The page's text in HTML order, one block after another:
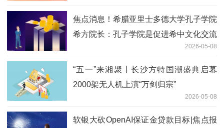
焦点消息！希腊亚里士多德大学孔子学院
希方院长：孔子学院是促进希中文化交流
2026-05-08
“五一”来湘聚丨长沙方特国潮盛典启幕
2000架无人机上演“万剑归宗”
2026-05-08
软银大砍OpenAI保证金贷款目标|焦点报